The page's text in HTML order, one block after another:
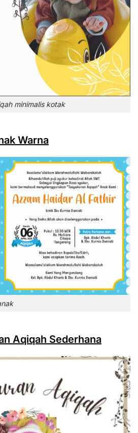
minimalis kotak
Warna
Aqiqah Sederhana